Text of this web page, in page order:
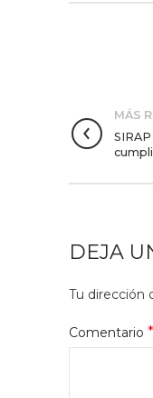
MÁS
DEJA
Tu dirección
Comentario *